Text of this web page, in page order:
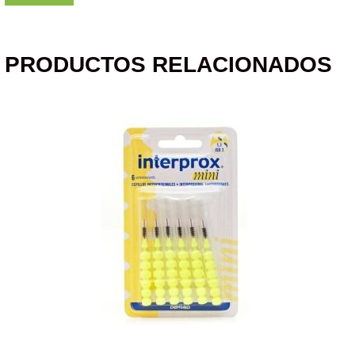
PRODUCTOS RELACIONADOS